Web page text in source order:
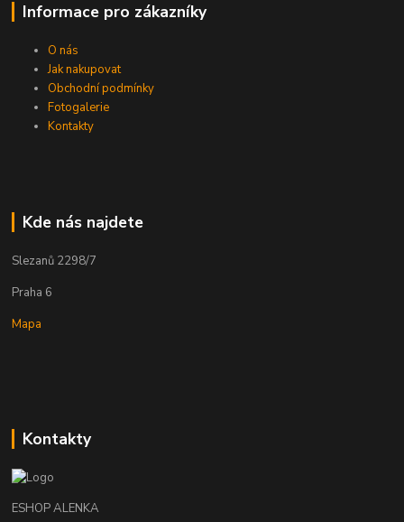
Informace pro zákazníky
O nás
Jak nakupovat
Obchodní podmínky
Fotogalerie
Kontakty
Kde nás najdete
Slezanů 2298/7
Praha 6
Mapa
Kontakty
ESHOP ALENKA